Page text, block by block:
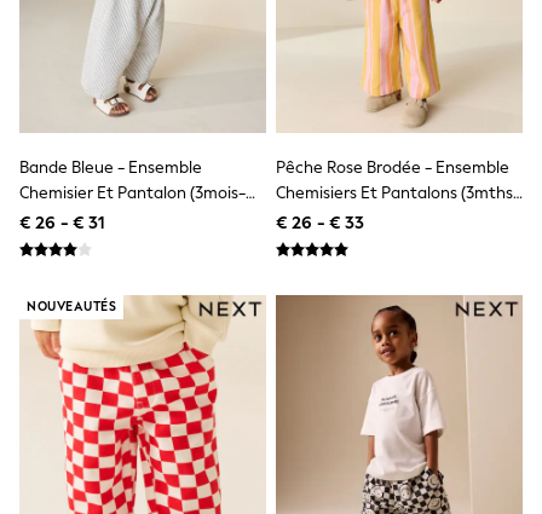
Trousers & Leggings
Sets & Outfits
Tops
Nightwear & Pyjamas
Jumpsuits & Playsuits
Jeans
Swimwear
Sportswear
Dungarees
Dresses
Shorts
Skirts
Sandals & Sliders
Rash Vests
Sun Safe Swimwear
Sun Hats & Caps
Denim Jackets
Raincoats
Bande Bleue - Ensemble
Chemisier Et Pantalon (3mois-
7ans)
€ 26 - € 31
Pêche Rose Brodée - Ensemble
Chemisiers Et Pantalons (3mths-
8yrs)
€ 26 - € 33
NOUVEAUTÉS